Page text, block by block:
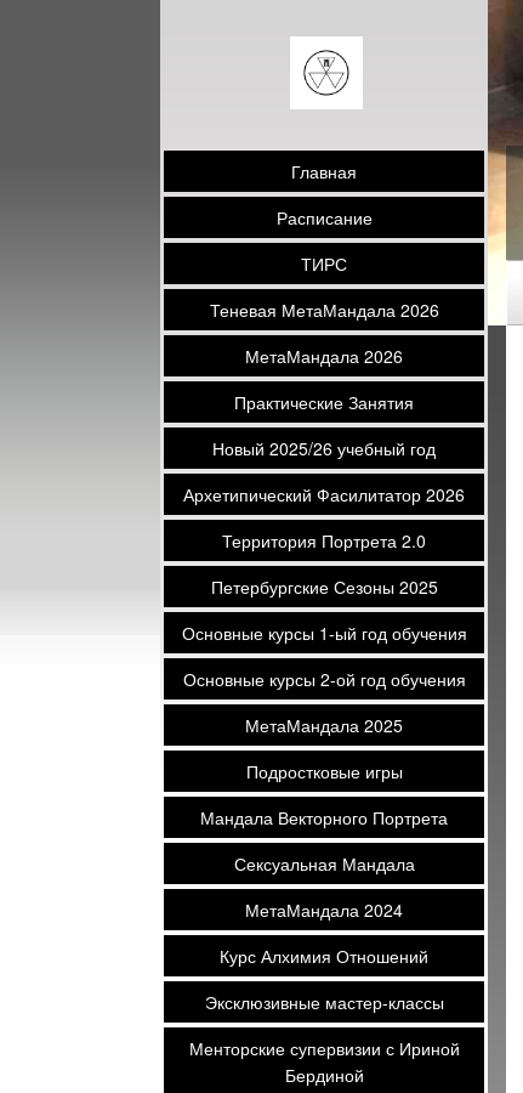
Главная
Расписание
ТИРС
Теневая МетаМандала 2026
МетаМандала 2026
Практические Занятия
Новый 2025/26 учебный год
Архетипический Фасилитатор 2026
Территория Портрета 2.0
Петербургские Сезоны 2025
Основные курсы 1-ый год обучения
Основные курсы 2-ой год обучения
МетаМандала 2025
Подростковые игры
Мандала Векторного Портрета
Сексуальная Мандала
МетаМандала 2024
Курс Алхимия Отношений
Эксклюзивные мастер-классы
Менторские супервизии с Ириной
Бердиной